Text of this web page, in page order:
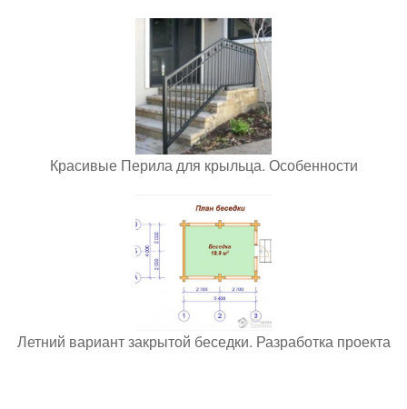
Красивые Перила для крыльца. Особенности
Летний вариант закрытой беседки. Разработка проекта